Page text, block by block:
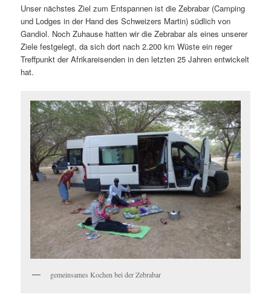
Unser nächstes Ziel zum Entspannen ist die Zebrabar (Camping
und Lodges in der Hand des Schweizers Martin) südlich von
Gandiol. Noch Zuhause hatten wir die Zebrabar als eines unserer
Ziele festgelegt, da sich dort nach 2.200 km Wüste ein reger
Treffpunkt der Afrikareisenden in den letzten 25 Jahren entwickelt
hat.
gemeinsames Kochen bei der Zebrabar